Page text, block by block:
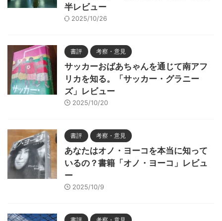
半レビュー
2025/10/26
書評 考察・意見
サッカーおばあちゃんを通じて南アフ
リカを知る。「サッカー・グラニー
ズ」レビュー
2025/10/20
書評 考察・意見
あなたはオノ・ヨーコを本当に知って
いるの？書籍「オノ・ヨーコ」レビュ
ー
2025/10/9